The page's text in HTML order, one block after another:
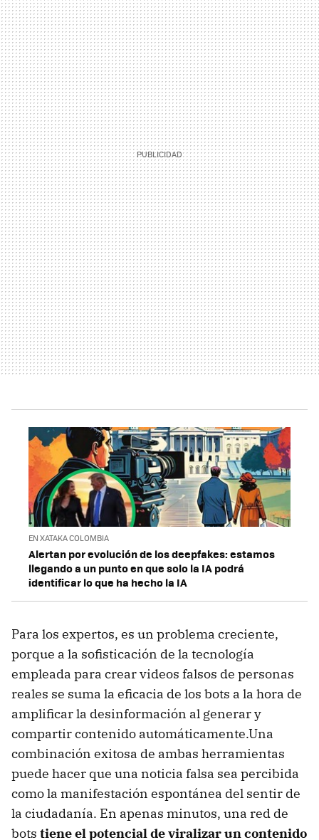
EN XATAKA COLOMBIA
Alertan por evolución de los deepfakes: estamos
llegando a un punto en que solo la IA podrá
identificar lo que ha hecho la IA
Para los expertos, es un problema creciente,
porque a la sofisticación de la tecnología
empleada para crear videos falsos de personas
reales se suma la eficacia de los bots a la hora de
amplificar la desinformación al generar y
compartir contenido automáticamente.Una
combinación exitosa de ambas herramientas
puede hacer que una noticia falsa sea percibida
como la manifestación espontánea del sentir de
la ciudadanía. En apenas minutos, una red de
bots tiene el potencial de viralizar un contenido